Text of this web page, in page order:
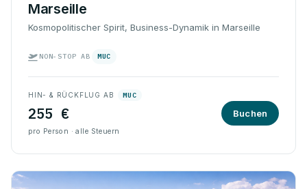
Marseille
Kosmopolitischer Spirit, Business-Dynamik in Marseille
NON-STOP AB MUC
HIN- & RÜCKFLUG AB MUC
255 €
pro Person · alle Steuern
Buchen